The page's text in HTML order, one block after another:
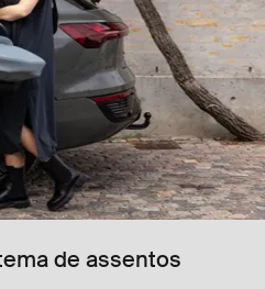
de assentos